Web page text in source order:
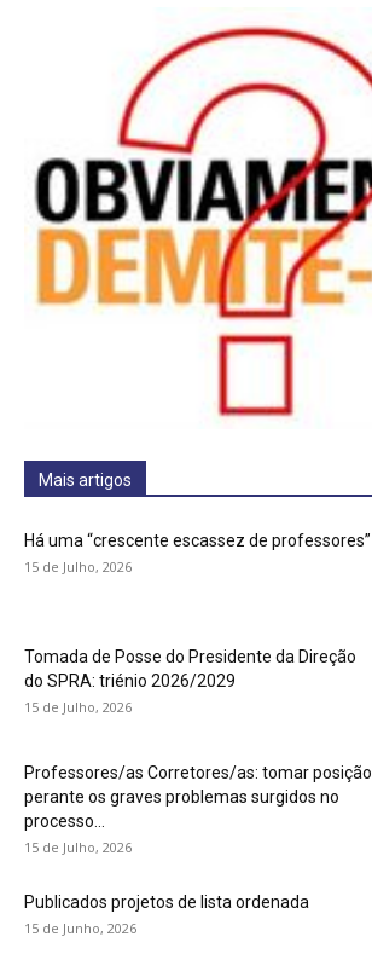
Mais artigos
Há uma “crescente escassez de professores”
15 de Julho, 2026
Tomada de Posse do Presidente da Direção
do SPRA: triénio 2026/2029
15 de Julho, 2026
Professores/as Corretores/as: tomar posição
perante os graves problemas surgidos no
processo...
15 de Julho, 2026
Publicados projetos de lista ordenada
15 de Junho, 2026